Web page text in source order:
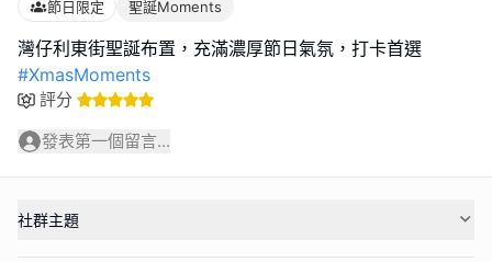
節日限定 聖誕Moments
#XmasMoments
評分
發表第一個留言...
社群主題